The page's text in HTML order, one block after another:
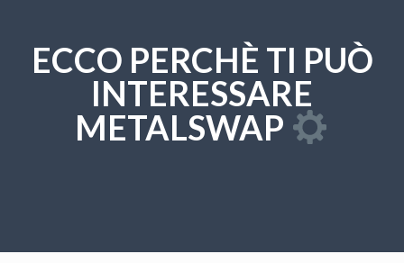
ECCO PERCHÈ TI PUÒ
INTERESSARE
METALSWAP